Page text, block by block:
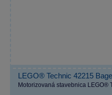
LEGO® Technic 42215
Motorizovaná stavebnica LEGO®